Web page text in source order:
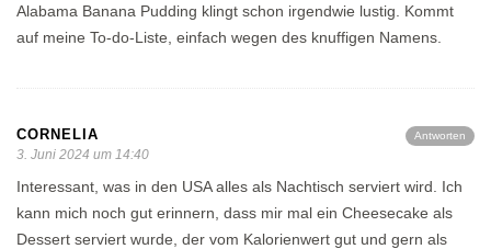
Alabama Banana Pudding klingt schon irgendwie lustig. Kommt
auf meine To-do-Liste, einfach wegen des knuffigen Namens.
Antworten
CORNELIA
3. Juni 2024 um 14:40
Interessant, was in den USA alles als Nachtisch serviert wird. Ich
kann mich noch gut erinnern, dass mir mal ein Cheesecake als
Dessert serviert wurde, der vom Kalorienwert gut und gern als